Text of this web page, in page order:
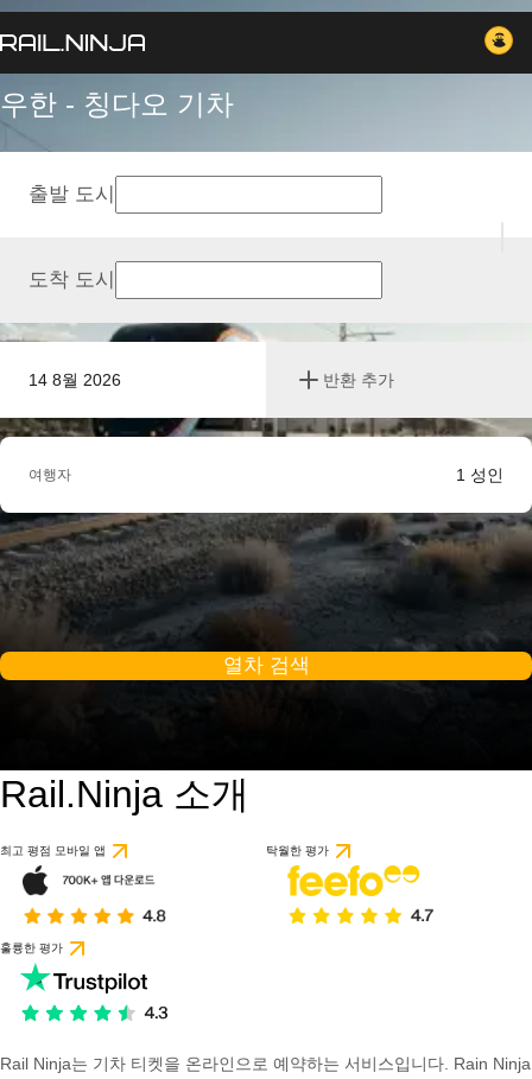
우한 - 칭다오 기차
14 8월 2026 반환 추가
출발 도시
도착 도시
여행자 1 성인
열차 검색
Rail.Ninja 소개
최고 평점 모바일 앱 탁월한 평가
훌륭한 평가
Rail Ninja는 기차 티켓을 온라인으로 예약하는 서비스입니다. Rain Ninja